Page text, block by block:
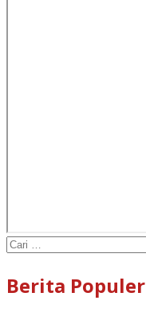
Cari
untuk:
Berita Populer